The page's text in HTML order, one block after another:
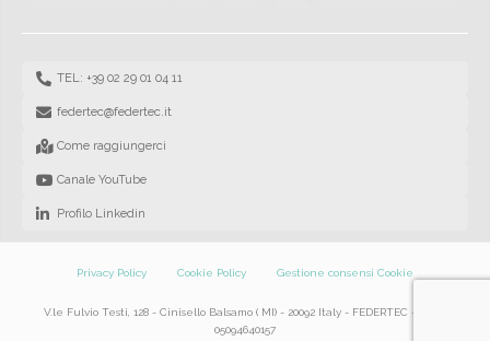
TEL: +39 02 29 01 04 11
federtec@federtec.it
Come raggiungerci
Canale YouTube
Profilo Linkedin
Privacy Policy Cookie Policy Gestione consensi Cookie
V.le Fulvio Testi, 128 - Cinisello Balsamo ( MI) - 20092 Italy - FEDERTEC – P.IVA
05094640157